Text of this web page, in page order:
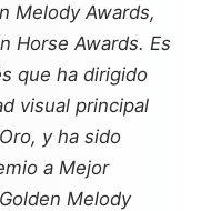
Melody Awards,
Horse Awards. Es
que ha dirigido
visual principal
y ha sido
a Mejor
Melody